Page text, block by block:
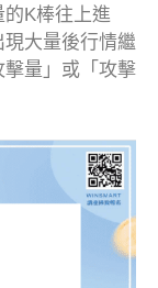
K棒往上進
大量後行情繼
量」或「攻擊